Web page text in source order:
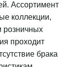
Ассортимент
коллекции,
розничных
проходит
брака